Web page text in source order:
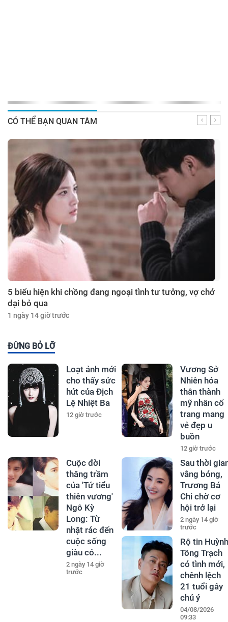
CÓ THỂ BẠN QUAN TÂM
5 biểu hiện khi chồng đang ngoại tình tư tưởng, vợ chớ
dại bỏ qua
1 ngày 14 giờ trước
ĐỪNG BỎ LỠ
Loạt ảnh mới
cho thấy sức
hút của Địch
Lệ Nhiệt Ba
12 giờ trước
Vương Sở
Nhiên hóa
thân thành
mỹ nhân cổ
trang mang
vẻ đẹp u
buồn
12 giờ trước
Cuộc đời
thăng trầm
của 'Tứ tiểu
thiên vương'
Ngô Kỳ
Long: Từ
nhặt rác đến
cuộc sống
giàu có...
2 ngày 14 giờ
trước
Sau thời
vắng bóng,
Trương Bá
Chi chờ cơ
hội trở lại
2 ngày 14 giờ
trước
Rộ tin Huỳnh
Tông Trạch
có tình mới,
chênh lệch
21 tuổi gây
chú ý
04/08/2026
09:33